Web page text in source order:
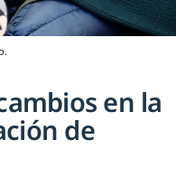
en la
de